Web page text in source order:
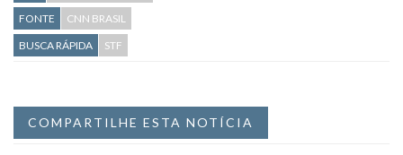
FONTE
CNN BRASIL
BUSCA RÁPIDA
STF
COMPARTILHE ESTA NOTÍCIA